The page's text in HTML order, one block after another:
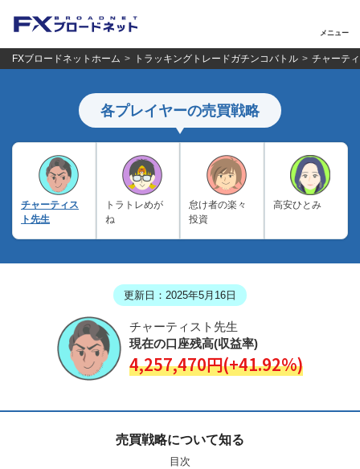
メニュー
FXブロードネットホーム トラッキングトレードガチンコバトル チャーテ
各プレイヤーの売買戦略
チャーティス
ト先生
トラトレめが
ね
怠け者の楽々
投資
高安ひとみ
更新日：2025年5月16日
チャーティスト先生
現在の口座残高(収益率)
4,257,470円(+41.92%)
売買戦略について知る
目次